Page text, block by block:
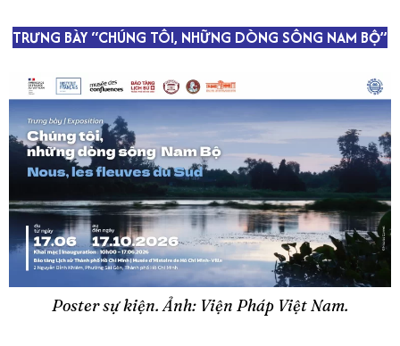
TRƯNG BÀY “CHÚNG TÔI, NHỮNG DÒNG SÔNG NAM BỘ”
Poster sự kiện. Ảnh: Viện Pháp Việt Nam.